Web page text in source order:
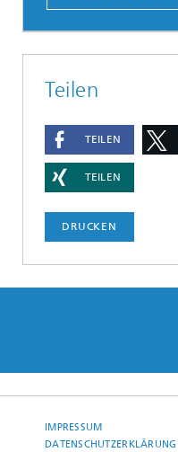
Teilen
TEILEN
TEILEN
DRUCKEN
IMPRESSUM
DATENSCHUTZERKLÄRUNG